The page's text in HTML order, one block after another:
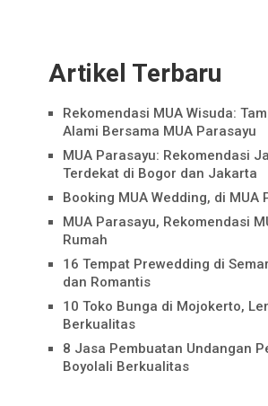
Artikel Terbaru
Rekomendasi MUA Wisuda:
Alami Bersama MUA Parasayu
MUA Parasayu: Rekomendasi
Terdekat di Bogor dan Jakarta
Booking MUA Wedding, di MUA
MUA Parasayu, Rekomendasi
Rumah
16 Tempat Prewedding di
dan Romantis
10 Toko Bunga di Mojokerto,
Berkualitas
8 Jasa Pembuatan Undangan
Boyolali Berkualitas